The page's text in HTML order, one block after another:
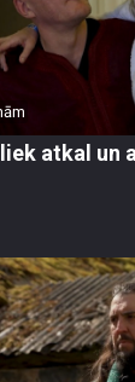
atkal un